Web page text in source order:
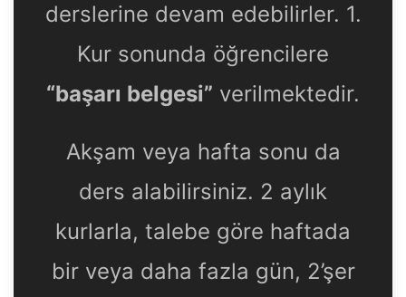
derslerine devam edebilirler. 1.
Kur sonunda öğrencilere
“başarı belgesi” verilmektedir.
Akşam veya hafta sonu da
ders alabilirsiniz. 2 aylık
kurlarla, talebe göre haftada
bir veya daha fazla gün, 2’şer